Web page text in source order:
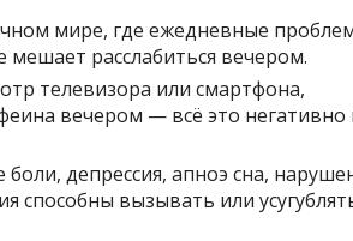
мире, где ежедневные
расслабиться вечером.
телевизора или смартфона,
вечером — всё это негативно
боли, депрессия, апноэ сна,
способны вызывать или